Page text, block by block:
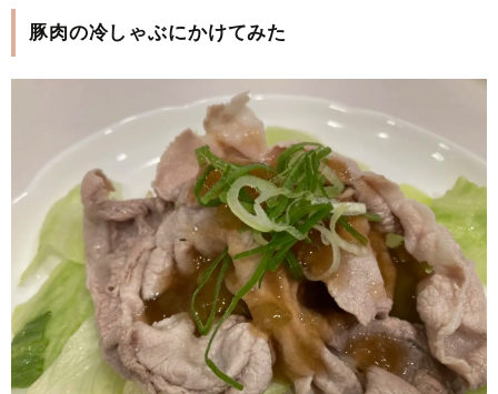
豚肉の冷しゃぶにかけてみた